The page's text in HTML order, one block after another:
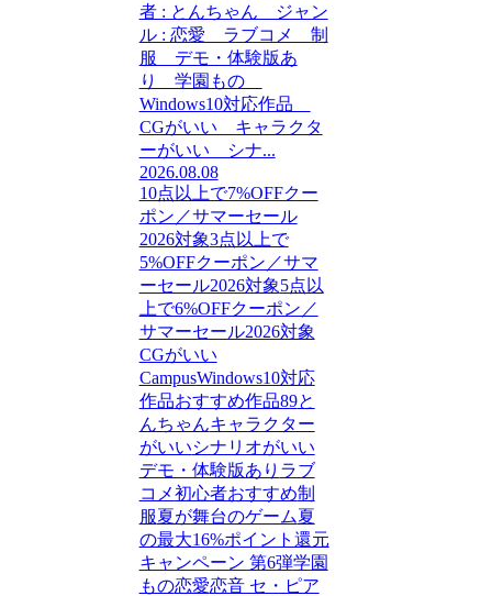
者 : とんちゃん ジャン
ル : 恋愛 ラブコメ 制
服 デモ・体験版あ
り 学園もの
Windows10対応作品
CGがいい キャラクタ
ーがいい シナ...
2026.08.08
10点以上で7%OFFクー
ポン／サマーセール
2026対象3点以上で
5%OFFクーポン／サマ
ーセール2026対象5点以
上で6%OFFクーポン／
サマーセール2026対象
CGがいい
CampusWindows10対応
作品おすすめ作品89と
んちゃんキャラクター
がいいシナリオがいい
デモ・体験版あり ラブ
コメ初心者おすすめ制
服夏が舞台のゲーム夏
の最大16%ポイント還元
キャンペーン 第6弾学園
もの恋愛恋音 セ・ピア